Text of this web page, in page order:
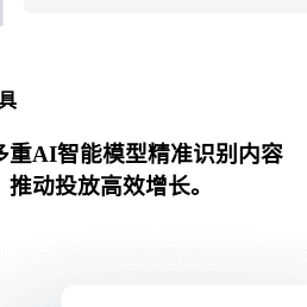
重AI智能模型精准识别内容
动投放高效增长。